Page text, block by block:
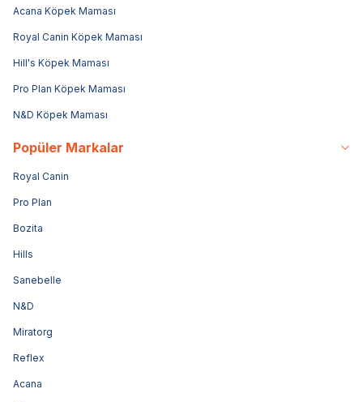
Acana Köpek Maması
Royal Canin Köpek Maması
Hill's Köpek Maması
Pro Plan Köpek Maması
N&D Köpek Maması
Popüler Markalar
Royal Canin
Pro Plan
Bozita
Hills
Sanebelle
N&D
Miratorg
Reflex
Acana